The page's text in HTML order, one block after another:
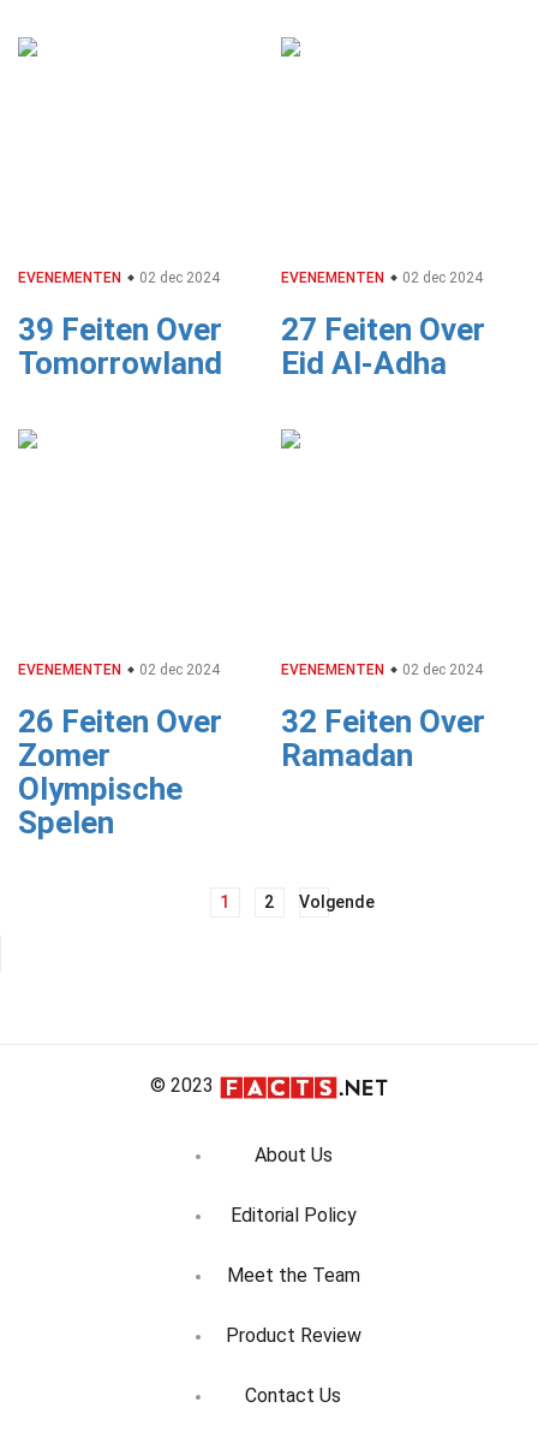
EVENEMENTEN 02 dec 2024
39 Feiten Over
Tomorrowland
EVENEMENTEN 02 dec 2024
27 Feiten Over
Eid Al-Adha
EVENEMENTEN 02 dec 2024
26 Feiten Over
Zomer
Olympische
Spelen
EVENEMENTEN 02 dec 2024
32 Feiten Over
Ramadan
Berichtnavigatie
1 2 Volgende
© 2023
About Us
Editorial Policy
Meet the Team
Product Review
Contact Us